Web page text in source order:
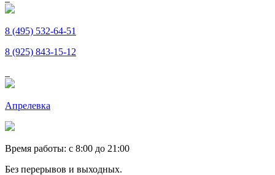
8 (495) 532-64-51
8 (925) 843-15-12
Апрелевка
Время работы: c 8:00 до 21:00
Без перерывов и выходных.